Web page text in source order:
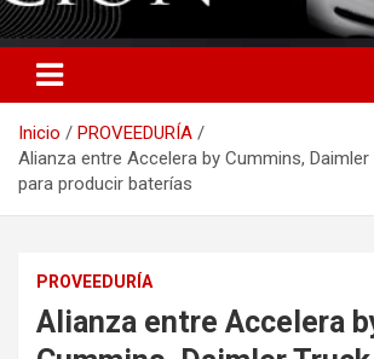
Inicio
PROVEEDURÍA
Alianza entre Accelera by Cummins,
para producir baterías
PROVEEDURÍA
Alianza entre Accelera